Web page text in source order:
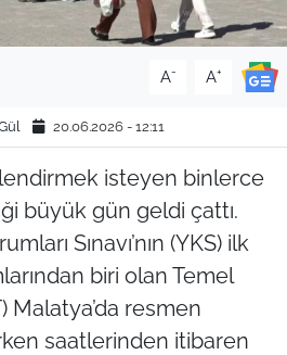
A- A+
20.06.2026 - 12:11
isteyen binlerce
büyük gün geldi çattı.
Sınavı’nın (YKS) ilk
biri olan Temel
Malatya’da resmen
saatlerinden itibaren